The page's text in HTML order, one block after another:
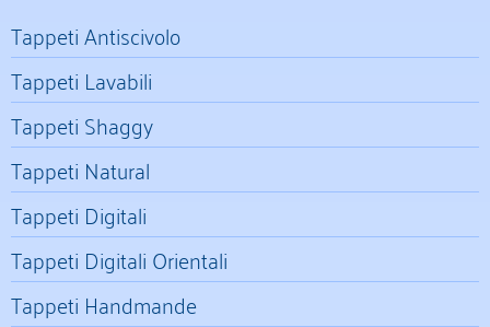
Tappeti Antiscivolo
Tappeti Lavabili
Tappeti Shaggy
Tappeti Natural
Tappeti Digitali
Tappeti Digitali Orientali
Tappeti Handmande